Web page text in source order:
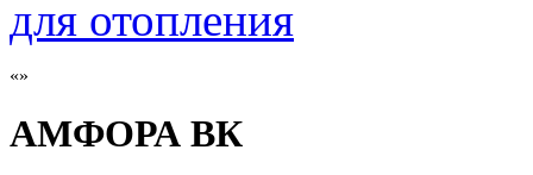
АМФОРА ВК